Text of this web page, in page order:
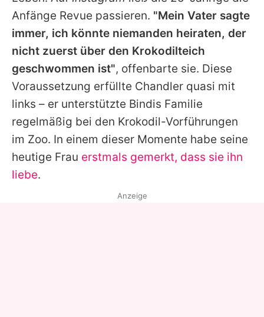
Anfänge Revue passieren. "Mein Vater sagte
immer, ich könnte niemanden heiraten, der
nicht zuerst über den Krokodilteich
geschwommen ist", offenbarte sie. Diese
Voraussetzung erfüllte Chandler quasi mit
links – er unterstützte Bindis Familie
regelmäßig bei den Krokodil-Vorführungen
im Zoo. In einem dieser Momente habe seine
heutige Frau erstmals gemerkt, dass sie ihn
liebe.
Anzeige